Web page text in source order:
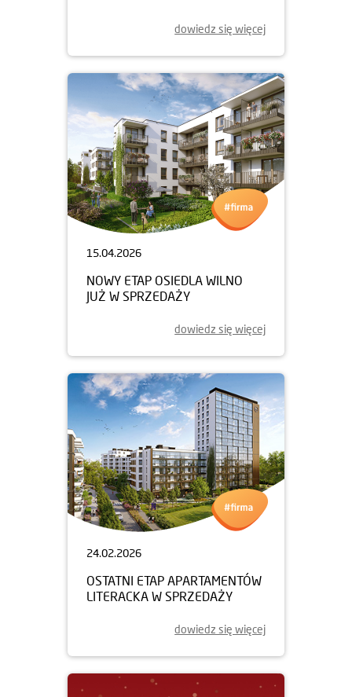
dowiedz się więcej
15.04.2026
NOWY ETAP OSIEDLA WILNO
JUŻ W SPRZEDAŻY
dowiedz się więcej
24.02.2026
OSTATNI ETAP APARTAMENTÓW
LITERACKA W SPRZEDAŻY
dowiedz się więcej